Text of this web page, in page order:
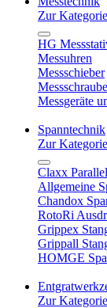
Zur
HG
Messuhren
Messschieber
Messgeräte
Spanntechnik
Zur
Claxx
Allgemeine
Chandox
RotoRi
Grippex
Grippall
HOMGE
Zur